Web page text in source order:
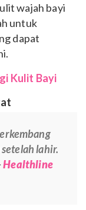
wajah bayi
untuk
dapat
Kulit Bayi
lahir.
Healthline